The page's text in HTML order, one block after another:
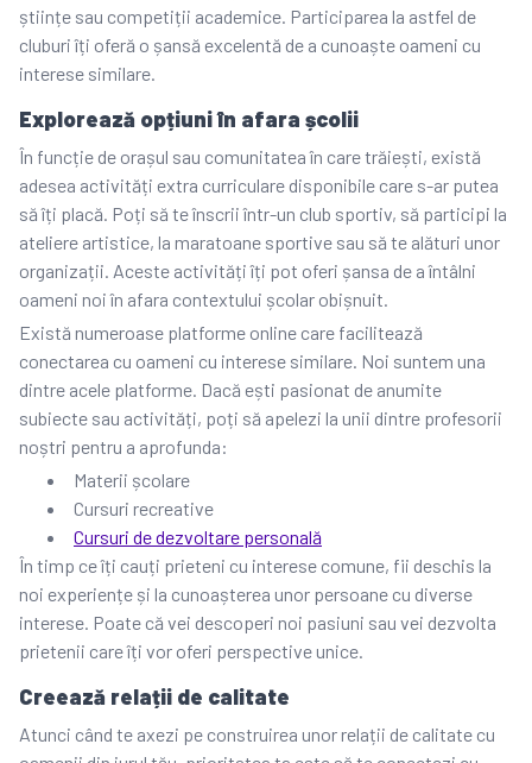
științe sau competiții academice. Participarea la astfel de
cluburi îți oferă o șansă excelentă de a cunoaște oameni cu
interese similare.
Explorează opțiuni în afara școlii
În funcție de orașul sau comunitatea în care trăiești, există
adesea activități extra curriculare disponibile care s-ar putea
să îți placă. Poți să te înscrii într-un club sportiv, să participi la
ateliere artistice, la maratoane sportive sau să te alături unor
organizații. Aceste activități îți pot oferi șansa de a întâlni
oameni noi în afara contextului școlar obișnuit.
Există numeroase platforme online care facilitează
conectarea cu oameni cu interese similare. Noi suntem una
dintre acele platforme. Dacă ești pasionat de anumite
subiecte sau activități, poți să apelezi la unii dintre profesorii
noștri pentru a aprofunda:
Materii școlare
Cursuri recreative
Cursuri de dezvoltare personală
În timp ce îți cauți prieteni cu interese comune, fii deschis la
noi experiențe și la cunoașterea unor persoane cu diverse
interese. Poate că vei descoperi noi pasiuni sau vei dezvolta
prietenii care îți vor oferi perspective unice.
Creează relații de calitate
Atunci când te axezi pe construirea unor relații de calitate cu